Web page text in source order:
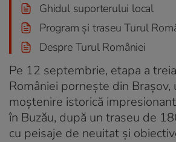
Ghidul suporterului local
Program și traseu Turul
Despre Turul României
Pe 12 septembrie, etapa a
României pornește din Brașov,
moștenire istorică
în Buzău, după un traseu de
cu peisaje de neuitat și